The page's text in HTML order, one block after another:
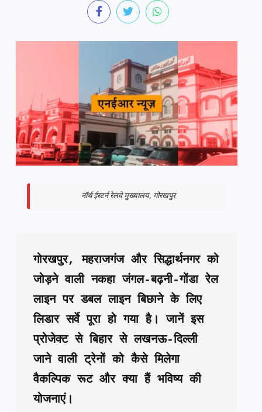
नॉर्थ ईस्टर्न रेलवे मुख्यालय, गोरखपुर
गोरखपुर, महराजगंज और सिद्धार्थनगर को
जोड़ने वाली नकहा जंगल-बढ़नी-गोंडा रेल
लाइन पर डबल लाइन बिछाने के लिए
लिडार सर्वे पूरा हो गया है। जानें इस
प्रोजेक्ट से बिहार से लखनऊ-दिल्ली
जाने वाली ट्रेनों को कैसे मिलेगा
वैकल्पिक रूट और क्या हैं भविष्य की
योजनाएं।